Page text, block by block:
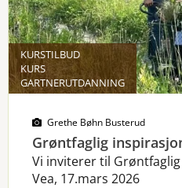
KURSTILBUD
KURS
GARTNERUTDANNING
Grethe Bøhn Busterud
Grøntfaglig
Vi inviterer til
Vea, 17.mars 2026